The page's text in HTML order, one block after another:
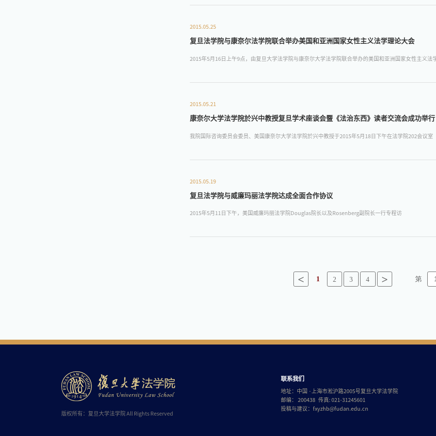
2015.05.25
复旦法学院与康奈尔法学院联合举办美国和亚洲国家女性主义法学理论大会
2015年5月16日上午9点，由复旦大学法学院与康奈尔大学法学院联合举办的美国和亚洲国家女性主义法
2015.05.21
康奈尔大学法学院於兴中教授复旦学术座谈会暨《法治东西》读者交流会成功举行
我院国际咨询委员会委员、美国康奈尔大学法学院於兴中教授于2015年5月18日下午在法学院202会议室
2015.05.19
复旦法学院与威廉玛丽法学院达成全面合作协议
2015年5月11日下午，美国威廉玛丽法学院Douglas院长以及Rosenberg副院长一行专程访
< 1 2 3 4 > 第
版权所有：复旦大学法学院 All Rights Reserved
联系我们
地址：中国 ·上海市淞沪路2005号复旦大学法学院
邮编： 200438 传真: 021-31245601
投稿与建议：fxyzhb@fudan.edu.cn